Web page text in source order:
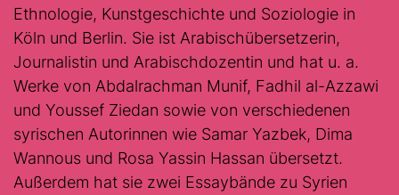
Ethnologie, Kunstgeschichte und Soziologie in
Köln und Berlin. Sie ist Arabischübersetzerin,
Journalistin und Arabischdozentin und hat u. a.
Werke von Abdalrachman Munif, Fadhil al-Azzawi
und Youssef Ziedan sowie von verschiedenen
syrischen Autorinnen wie Samar Yazbek, Dima
Wannous und Rosa Yassin Hassan übersetzt.
Außerdem hat sie zwei Essaybände zu Syrien